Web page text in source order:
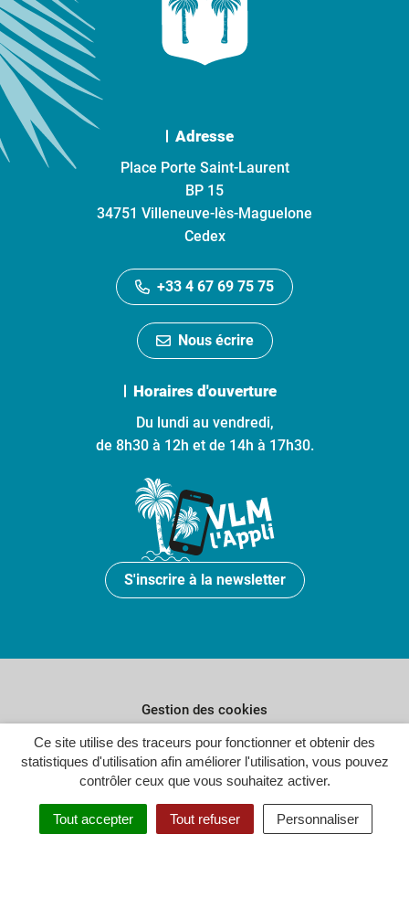
Ce site utilise des traceurs pour fonctionner et obtenir des
statistiques d'utilisation afin améliorer l'utilisation, vous pouvez
contrôler ceux que vous souhaitez activer.
Tout accepter Tout refuser Personnaliser
Adresse
Place Porte Saint-Laurent
BP 15
34751 Villeneuve-lès-Maguelone
Cedex
+33 4 67 69 75 75
Nous écrire
Horaires d'ouverture
Du lundi au vendredi,
de 8h30 à 12h et de 14h à 17h30.
S'inscrire à la newsletter
Gestion des cookies
Plan du site
Politique de confidentialité
Crédits